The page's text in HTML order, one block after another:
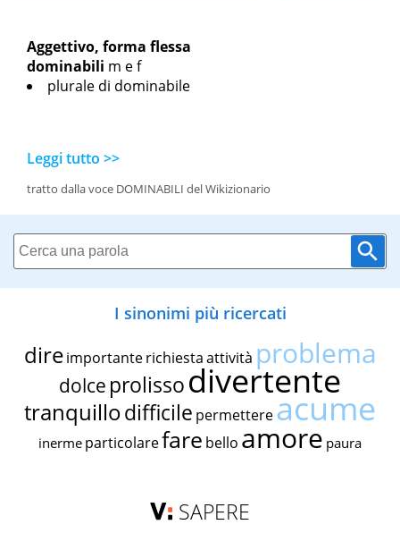
Aggettivo, forma flessa
dominabili m ef
plurale di dominabile
Leggi tutto >>
tratto dalla voce DOMINABILI del Wikizionario
I sinonimi più ricercati
dire importante richiestaattività problema
dolce prolissodivertente
tranquillodifficile permettereacume
inerme particolarefare bello amore paura
SAPERE